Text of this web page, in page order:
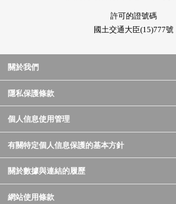
許可的證號碼
國土交通大臣(15)777號
關於我們
隱私保護條款
個人信息使用管理
有關特定個人信息保護的基本方針
關於數據與連結的履歷
網站使用條款